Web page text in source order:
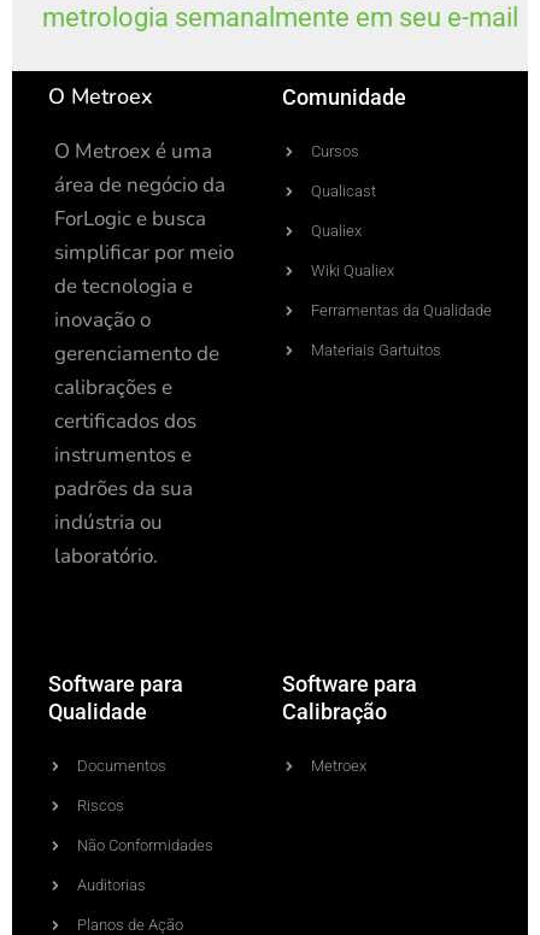
-
i
m
metrologia semanalmente em seu e-mail
O Metroex
O Metroex é uma
área de negócio da
ForLogic e busca
simplificar por meio
de tecnologia e
inovação o
gerenciamento de
calibrações e
certificados dos
instrumentos e
padrões da sua
indústria ou
laboratório.
Comunidade
Cursos
Qualicast
Qualiex
Wiki Qualiex
Ferramentas da Qualidade
Materiais Gartuitos
Software para
Qualidade
Documentos
Riscos
Não Conformidades
Auditorias
Planos de Ação
Software para
Calibração
Metroex